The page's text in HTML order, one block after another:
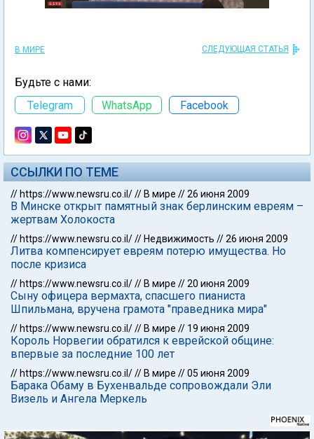
В МИРЕ СЛЕДУЮЩАЯ СТАТЬЯ
Будьте с нами:
Telegram
WhatsApp Facebook
ССЫЛКИ ПО ТЕМЕ
// https://www.newsru.co.il/// В мире //26 июня 2009
В Минске открыт памятный знак берлинским евреям –
жертвам Холокоста
// https://www.newsru.co.il/// Недвижимость //26 июня 2009
Литва компенсирует евреям потерю имущества. Но
после кризиса
// https://www.newsru.co.il/// В мире //20 июня 2009
Сыну офицера вермахта, спасшего пианиста
Шпильмана, вручена грамота "праведника мира"
// https://www.newsru.co.il/// В мире // 19 июня 2009
Король Норвегии обратился к еврейской общине:
впервые за последние 100 лет
// https://www.newsru.co.il/// В мире //05 июня 2009
Барака Обаму в Бухенвальде сопровождали Эли
Визель и Ангела Меркель